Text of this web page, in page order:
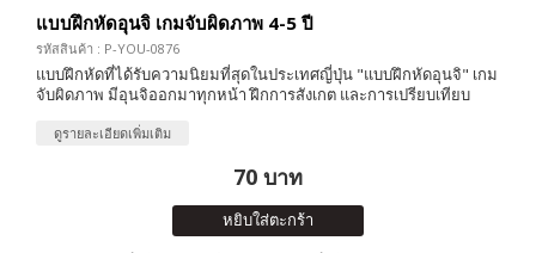
แบบฝึกหัดอุนจิ เกมจับผิดภาพ 4-5 ปี
รหัสสินค้า : P-YOU-0876
แบบฝึกหัดที่ได้รับความนิยมที่สุดในประเทศญี่ปุ่น "แบบฝึกหัดอุนจิ" เกม
จับผิดภาพ มีอุนจิออกมาทุกหน้า ฝึกการสังเกต และการเปรียบเทียบ
ดูรายละเอียดเพิ่มเติม
70 บาท
หยิบใส่ตะกร้า